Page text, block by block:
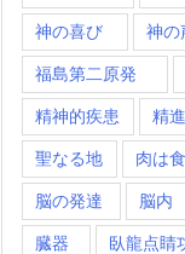
神の喜び 神の
福島第二原発
精神的疾患 精進
聖なる地 肉は
脳の発達 脳内
臓器 臥龍点睛